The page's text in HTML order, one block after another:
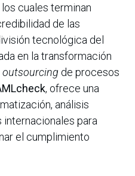
cuales terminan
de las
tecnológica del
en la transformación
outsourcing de procesos
, ofrece una
análisis
internacionales para
el cumplimiento